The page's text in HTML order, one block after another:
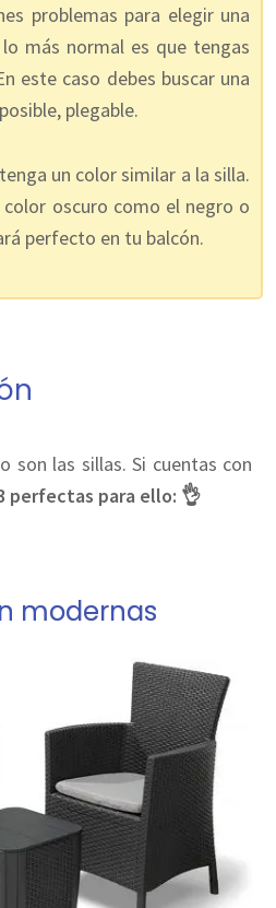
problemas para elegir una
más normal es que tengas
este caso debes buscar una
plegable.
un color similar a la silla.
oscuro como el negro o
perfecto en tu balcón.
son las sillas. Si cuentas con
perfectas para ello: 👌
modernas